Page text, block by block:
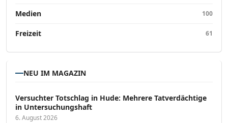
Medien 100
Freizeit 61
NEU IM MAGAZIN
Versucht­er Totschlag in Hude: Mehrere Tatverdächtige
in Untersuchungshaft
6. August 2026